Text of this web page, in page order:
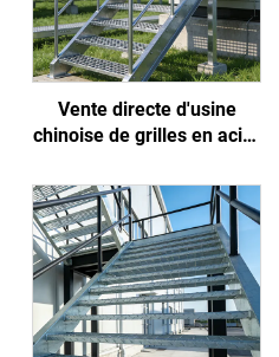
Vente directe d'usine
chinoise de grilles en acier
résistance, faciles à
installer et
personnalisables,
destinées aux projets
d'énergie nouvelle
photovoltaïque/
éolienne/de stockage